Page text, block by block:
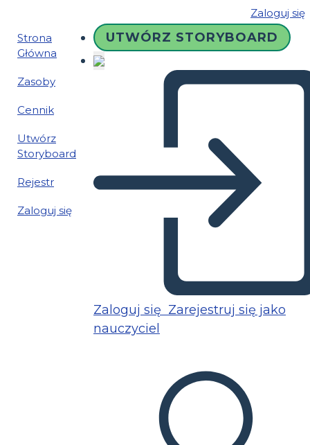
Zaloguj się
Strona
Główna
Zasoby
Cennik
Utwórz
Storyboard
Rejestr
Zaloguj się
UTWÓRZ STORYBOARD
Zaloguj się Zarejestruj się jako
nauczyciel